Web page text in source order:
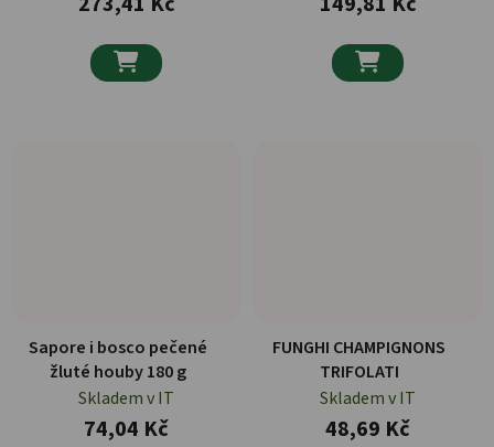
 
Sapore i bosco pečené
žluté houby 180 g
Skladem v IT
74,04 Kč
FUNGHI CHAMPIGNONS
TRIFOLATI
Skladem v IT
48,69 Kč